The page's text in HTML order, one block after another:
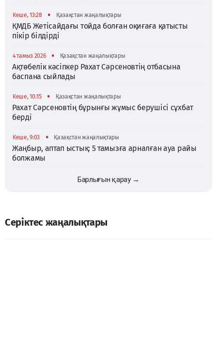
Кеше, 13:28 • Қазақстан жаңалықтары
ҚМДБ Жетісайдағы тойда болған оқиғаға қатысты
пікір білдірді
4 тамыз 2026 • Қазақстан жаңалықтары
Ақтөбелік кәсіпкер Рахат Сәрсеновтің отбасына
баспана сыйлады
Кеше, 10:15 • Қазақстан жаңалықтары
Рахат Сәрсеновтің бұрынғы жұмыс берушісі сұхбат
берді
Кеше, 9:03 • Қазақстан жаңалықтары
Жаңбыр, аптап ыстық: 5 тамызға арналған ауа райы
болжамы
Барлығын қарау →
Серіктес жаңалықтары